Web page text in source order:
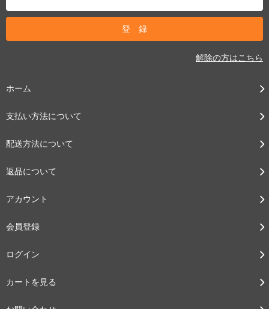
解除の方はこちら
ホーム
支払い方法について
配送方法について
返品について
アカウント
会員登録
ログイン
カートを見る